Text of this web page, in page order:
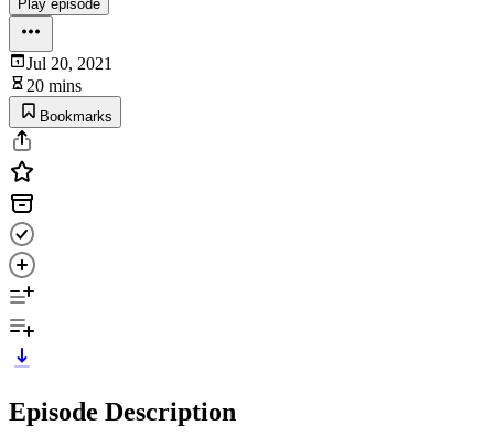
Play episode
Jul 20, 2021
20 mins
Bookmarks
Episode Description